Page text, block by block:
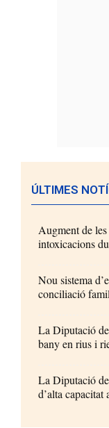
ÚLTIMES
Augment de
intoxicacions
Nou sistema
conciliació
La Diputació
bany en rius i
La Diputació
d’alta capacitat